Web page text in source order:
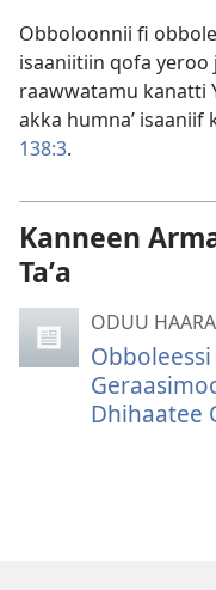
Obboloonnii fi
isaaniitiin qofa yeroo
raawwatamu kanatti
akka humna’
138:3.
Kanneen
Taʼa
ODUU
Dhihaatee